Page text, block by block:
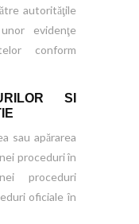
autorităţile
evidenţe
conform
SI
sau apărarea
proceduri în
proceduri
oficiale în